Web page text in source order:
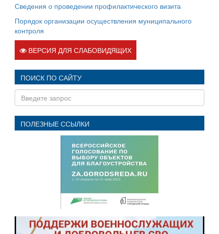
Сведения о проведении профилактического визита
Порядок организации осуществления муниципального
контроля
ВЕРСИЯ ДЛЯ СЛАБОВИДЯЩИХ
ПОИСК ПО САЙТУ
ПОЛЕЗНЫЕ ССЫЛКИ